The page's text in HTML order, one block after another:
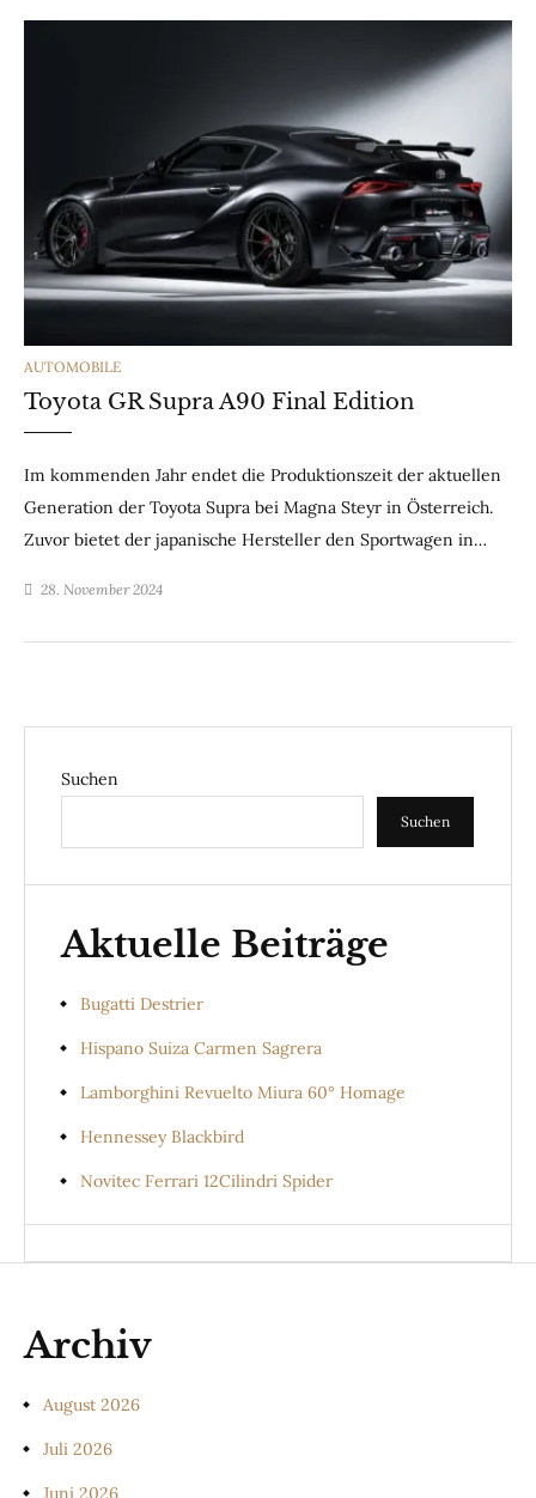
CATEGORIES
AUTOMOBILE
Toyota GR Supra A90 Final Edition
Im kommenden Jahr endet die Produktionszeit der aktuellen
Generation der Toyota Supra bei Magna Steyr in Österreich.
Zuvor bietet der japanische Hersteller den Sportwagen in…
28. November 2024
Suchen
Suchen
Aktuelle Beiträge
Bugatti Destrier
Hispano Suiza Carmen Sagrera
Lamborghini Revuelto Miura 60° Homage
Hennessey Blackbird
Novitec Ferrari 12Cilindri Spider
Archiv
August 2026
Juli 2026
Juni 2026